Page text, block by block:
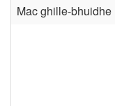
Mac ghille-bhuidhe